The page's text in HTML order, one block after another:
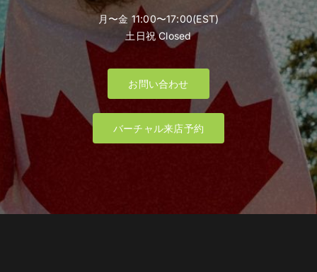
月〜金 11:00〜17:00(EST)
土日祝 Closed
お問い合わせ
バーチャル来店予約